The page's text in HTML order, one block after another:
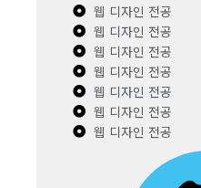
웹 디자인 전공
웹 디자인 전공
웹 디자인 전공
웹 디자인 전공
웹 디자인 전공
웹 디자인 전공
웹 디자인 전공